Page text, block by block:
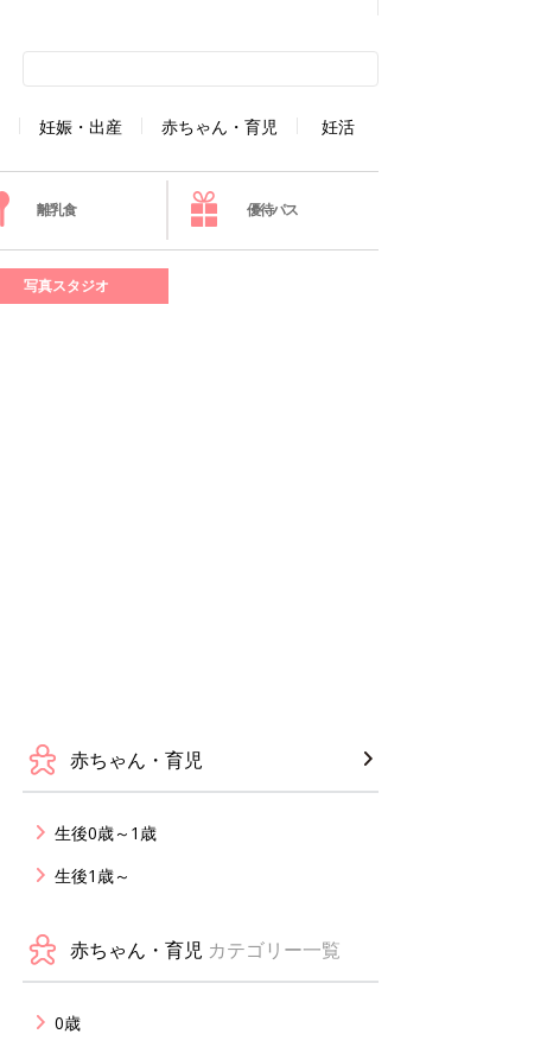
妊娠・出産 赤ちゃん・育児 妊活
離乳食 優待パス
写真スタジオ
赤ちゃん・育児
生後0歳～1歳
生後1歳～
赤ちゃん・育児 カテゴリー一覧
0歳